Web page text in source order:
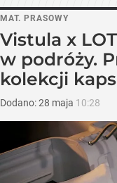
MAT. PRASOWY
Vistula x
w podróży.
kolekcji
Dodano:28 maja 10:28